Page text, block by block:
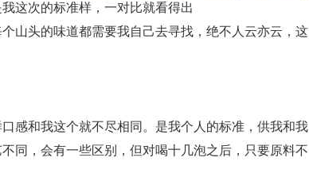
这次的标准样，一对比就看得出
山头的味道都需要我自己去寻找，绝不人云亦云，这
感和我这个就不尽相同。是我个人的标准，供我和我
同，会有一些区别，但对喝十几泡之后，只要原料不